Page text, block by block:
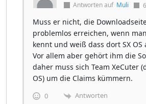
Antworten auf Muli
Muss er nicht, die
problemlos erreichen, wenn
kennt und weiß dass dort SX
Vor allem aber gehört ihm die
daher muss sich Team XeCuter
OS) um die Claims kümmern.
0 Antworten